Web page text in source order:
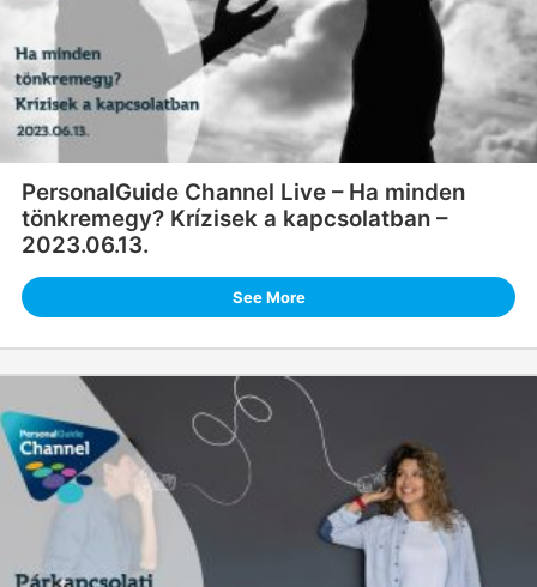
PersonalGuide Channel Live – Ha minden
tönkremegy? Krízisek a kapcsolatban –
2023.06.13.
See More